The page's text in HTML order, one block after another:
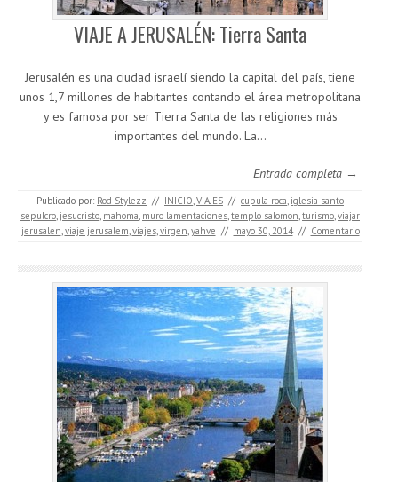
VIAJE A JERUSALÉN: Tierra Santa
Jerusalén es una ciudad israelí siendo la capital del país, tiene
unos 1,7 millones de habitantes contando el área metropolitana
y es famosa por ser Tierra Santa de las religiones más
importantes del mundo. La…
Entrada completa →
Publicado por: Rod Stylezz // INICIO,VIAJES // cupula roca, iglesia santo
sepulcro, jesucristo, mahoma, muro lamentaciones,templo salomon,turismo,viajar
jerusalen,viaje jerusalem,viajes,virgen,yahve // mayo 30, 2014 // Comentario